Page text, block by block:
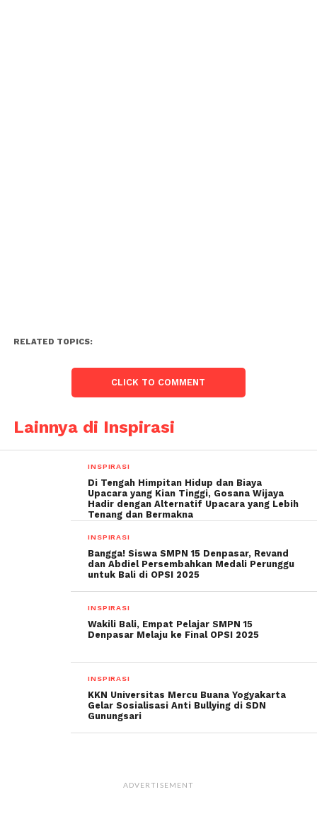
RELATED TOPICS:
CLICK TO COMMENT
Lainnya di Inspirasi
INSPIRASI
Di Tengah Himpitan Hidup dan Biaya
Upacara yang Kian Tinggi, Gosana Wijaya
Hadir dengan Alternatif Upacara yang Lebih
Tenang dan Bermakna
INSPIRASI
Bangga! Siswa SMPN 15 Denpasar, Revand
dan Abdiel Persembahkan Medali Perunggu
untuk Bali di OPSI 2025
INSPIRASI
Wakili Bali, Empat Pelajar SMPN 15
Denpasar Melaju ke Final OPSI 2025
INSPIRASI
KKN Universitas Mercu Buana Yogyakarta
Gelar Sosialisasi Anti Bullying di SDN
Gunungsari
ADVERTISEMENT